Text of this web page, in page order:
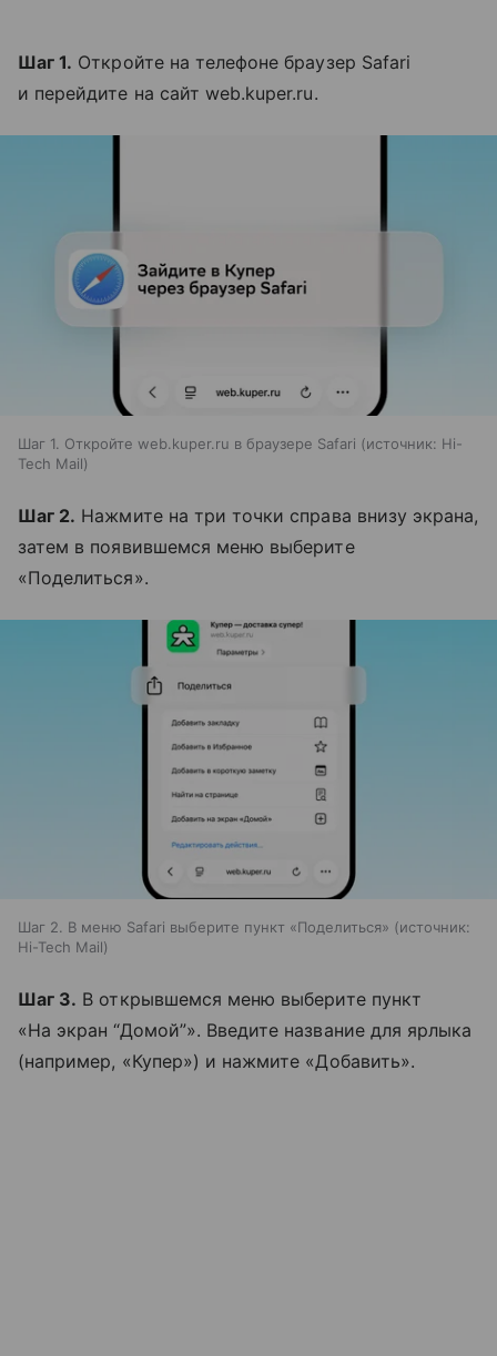
Шаг 1. Откройте на телефоне браузер Safari
и перейдите на сайт web.kuper.ru.
Шаг 1. Откройте web.kuper.ru в браузере Safari источник: Hi-
Tech Mail
Шаг 2. Нажмите на три точки справа внизу экрана,
затем в появившемся меню выберите
«Поделиться».
Шаг 2. В меню Safari выберите пункт «Поделиться»
источник:
Hi-Tech Mail
Шаг 3. В открывшемся меню выберите пункт
«На экран “Домой”». Введите название для ярлыка
(например, «Купер») и нажмите «Добавить».